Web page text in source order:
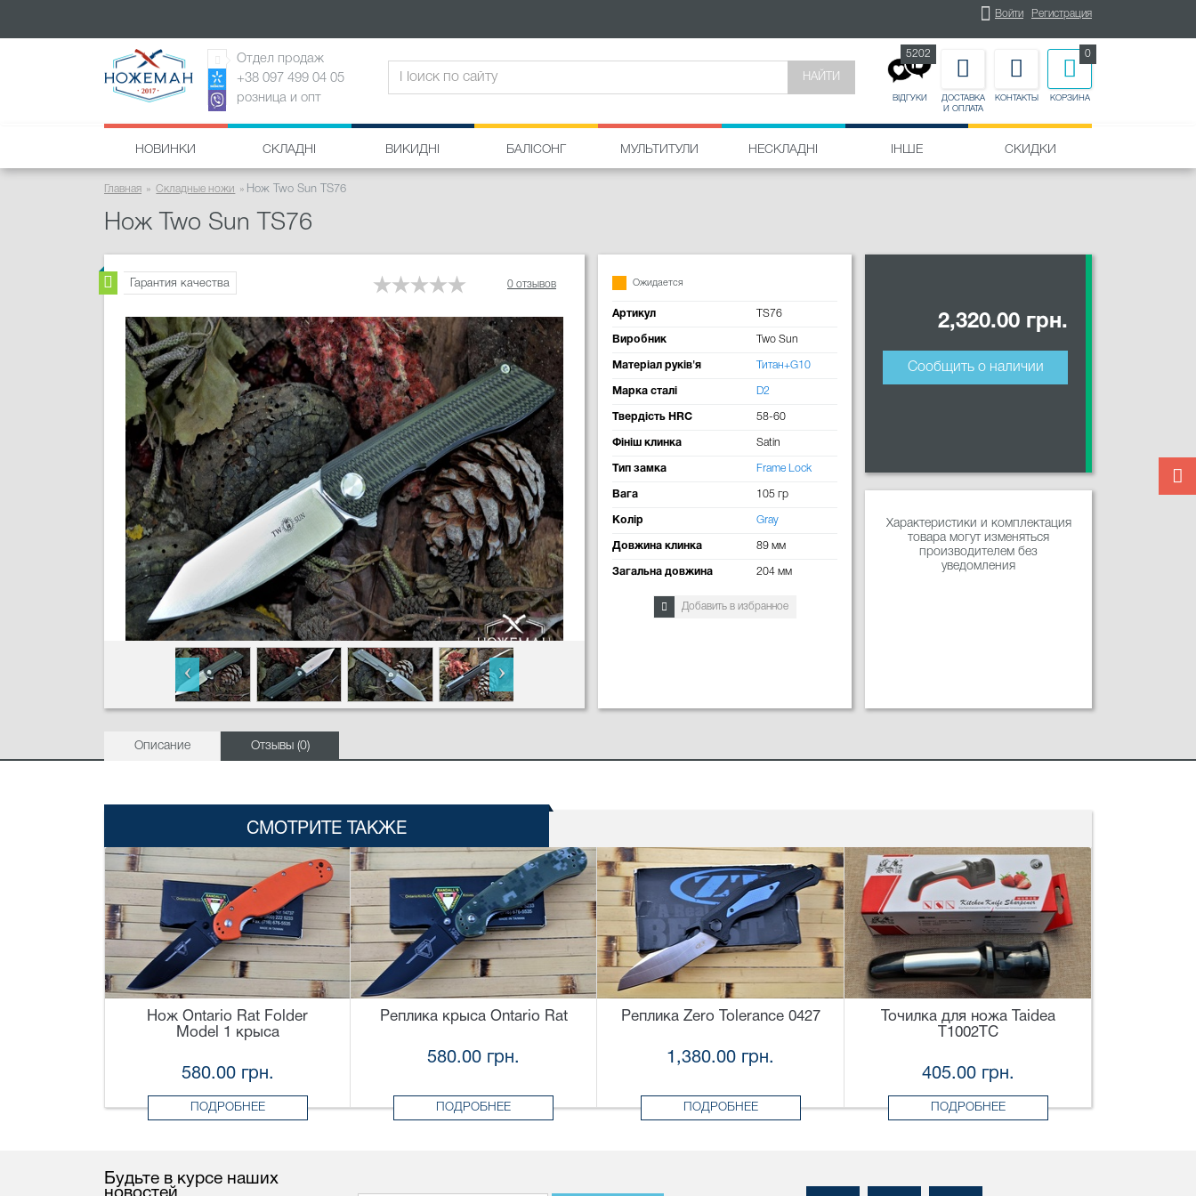
Войти Регистрация
Отдел продаж
+38 097 499 04 05
розница и опт
НАЙТИ
ВІДГУКИ
5202
ДОСТАВКА
И ОПЛАТА
КОНТАКТЫ КОРЗИНА
0
НОВИНКИ СКЛАДНІ ВИКИДНІ БАЛІСОНГ МУЛЬТИТУЛИ НЕСКЛАДНІ ІНШЕ СКИДКИ
Главная Складные ножи Нож Two Sun TS76
Нож Two Sun TS76
Гарантия качества 0 отзывов Ожидается
Артикул TS76
Виробник Two Sun
Матеріал руків'я Титан+G10
Марка сталі D2
Твердість HRC 58-60
Фініш клинка Satin
Тип замка Frame Lock
Вага 105 гр
Колір Gray
Довжина клинка 89 мм
Загальна довжина 204 мм
Добавить в избранное
2,320.00 грн.
Сообщить о наличии
Характеристики и комплектация
товара могут изменяться
производителем без
уведомления
Описание Отзывы (0)
СМОТРИТЕ ТАКЖЕ
Нож Ontario Rat Folder
Model 1 крыса
580.00 грн.
ПОДРОБНЕЕ
Реплика крыса Ontario Rat
580.00 грн.
ПОДРОБНЕЕ
Реплика Zero Tolerance 0427
1,380.00 грн.
ПОДРОБНЕЕ
Точилка для ножа Taidea
T1002TC
405.00 грн.
ПОДРОБНЕЕ
Будьте в курсе наших